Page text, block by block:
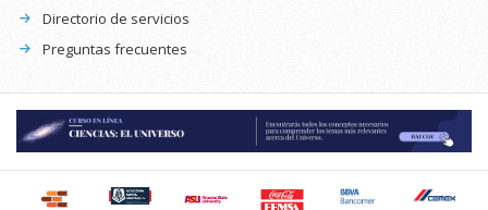
Directorio de servicios
Preguntas frecuentes